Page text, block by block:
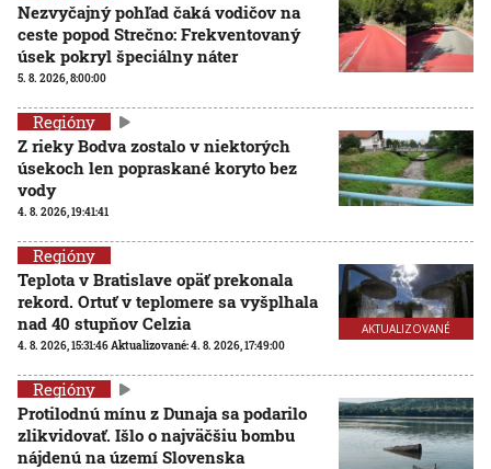
Nezvyčajný pohľad čaká vodičov na
ceste popod Strečno: Frekventovaný
úsek pokryl špeciálny náter
5. 8. 2026, 8:00:00
Regióny
Z rieky Bodva zostalo v niektorých
úsekoch len popraskané koryto bez
vody
4. 8. 2026, 19:41:41
AKTUALIZOVANÉ
Regióny
Teplota v Bratislave opäť prekonala
rekord. Ortuť v teplomere sa vyšplhala
nad 40 stupňov Celzia
4. 8. 2026, 15:31:46Aktualizované:4. 8. 2026, 17:49:00
Regióny
Protilodnú mínu z Dunaja sa podarilo
zlikvidovať. Išlo o najväčšiu bombu
nájdenú na území Slovenska